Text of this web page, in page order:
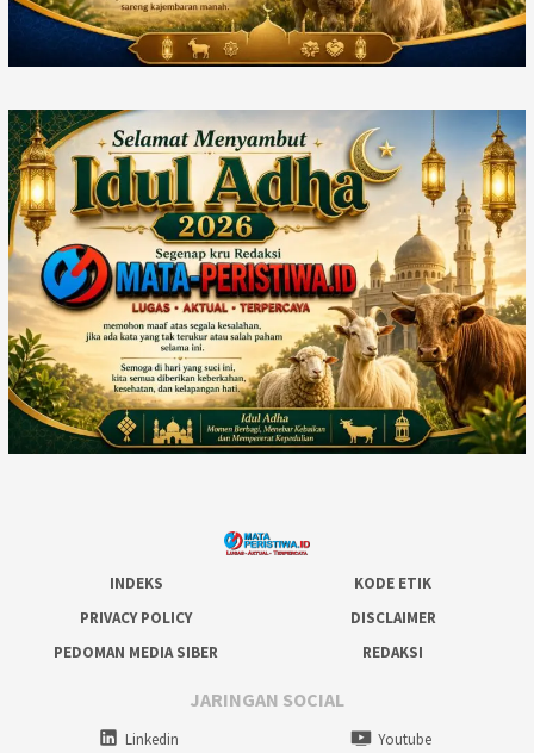
INDEKS
KODE ETIK
PRIVACY POLICY
DISCLAIMER
PEDOMAN MEDIA SIBER
REDAKSI
JARINGAN SOCIAL
Linkedin Youtube